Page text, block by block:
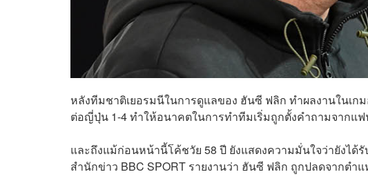
หลังทีมชาติเยอรมนีในการดูแลของ ฮันซี ฟลิก ทำผลงานในเก
ต่อญี่ปุ่น 1-4 ทำให้อนาคตในการทำทีมเริ่มถูกตั้งคำถามจากแ
และถึงแม้ก่อนหน้านี้โค้ชวัย 58 ปี ยังแสดงความมั่นใจว่ายังได้
สำนักข่าว BBC SPORT รายงานว่า ฮันซี ฟลิก ถูกปลดจากตำ